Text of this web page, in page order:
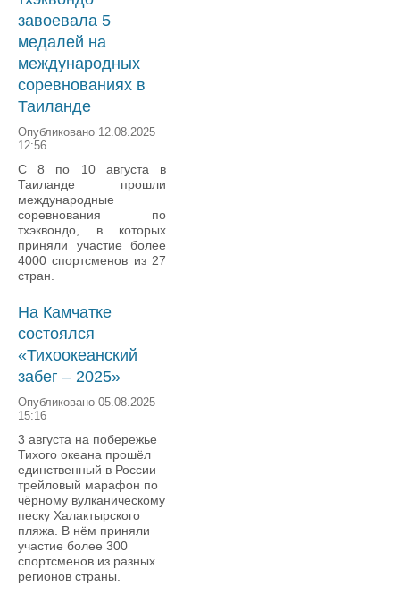
завоевала 5
медалей на
международных
соревнованиях в
Таиланде
Опубликовано 12.08.2025
12:56
С 8 по 10 августа в
Таиланде прошли
международные
соревнования по
тхэквондо, в которых
приняли участие более
4000 спортсменов из 27
стран.
На Камчатке
состоялся
«Тихоокеанский
забег – 2025»
Опубликовано 05.08.2025
15:16
3 августа на побережье
Тихого океана прошёл
единственный в России
трейловый марафон по
чёрному вулканическому
песку Халактырского
пляжа. В нём приняли
участие более 300
спортсменов из разных
регионов страны.